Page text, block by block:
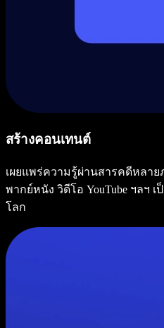
สร้างคอนเทนต์
เผยแพร่ความรู้ผ่านสารคดีหลา
พากย์หนัง วิดีโอ YouTube ฯลฯ
โลก